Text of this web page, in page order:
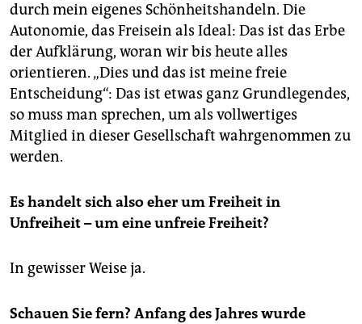
durch mein eigenes Schönheitshandeln. Die
Autonomie, das Freisein als Ideal: Das ist das Erbe
der Aufklärung, woran wir bis heute alles
orientieren. „Dies und das ist meine freie
Entscheidung“: Das ist etwas ganz Grundlegendes,
so muss man sprechen, um als vollwertiges
Mitglied in dieser Gesellschaft wahrgenommen zu
werden.
Es handelt sich also eher um Freiheit in
Unfreiheit – um eine unfreie Freiheit?
In gewisser Weise ja.
Schauen Sie fern? Anfang des Jahres wurde